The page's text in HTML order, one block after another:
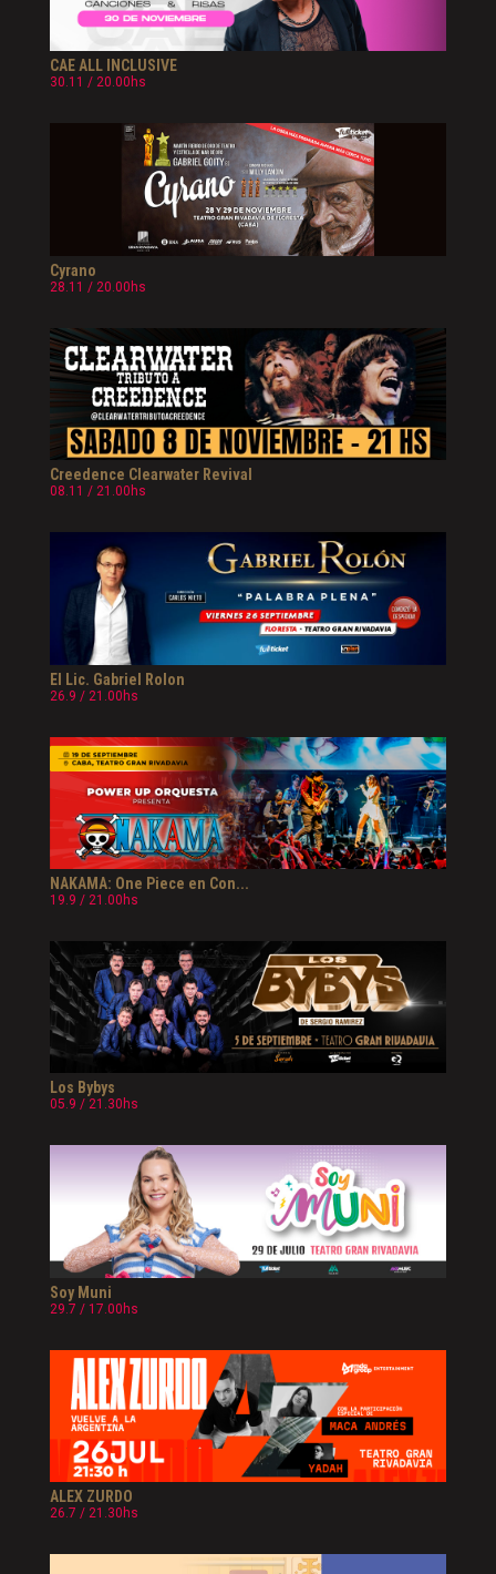
CAE ALL INCLUSIVE
30.11 / 20.00hs
Cyrano
28.11 / 20.00hs
Creedence Clearwater Revival
08.11 / 21.00hs
El Lic. Gabriel Rolon
26.9 / 21.00hs
NAKAMA: One Piece en Con...
19.9 / 21.00hs
Los Bybys
05.9 / 21.30hs
Soy Muni
29.7 / 17.00hs
ALEX ZURDO
26.7 / 21.30hs